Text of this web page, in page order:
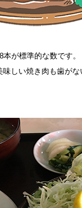
が標準的な数です。
しい焼き肉も歯がな